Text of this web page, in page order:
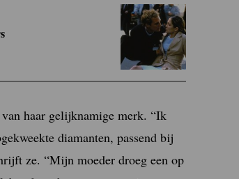
haar gelijknamige merk. “Ik
diamanten, passend bij
ze. “Mijn moeder droeg een op